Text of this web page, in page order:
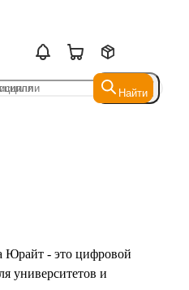
Найти
Найти
Юрайт - это цифровой
университетов и